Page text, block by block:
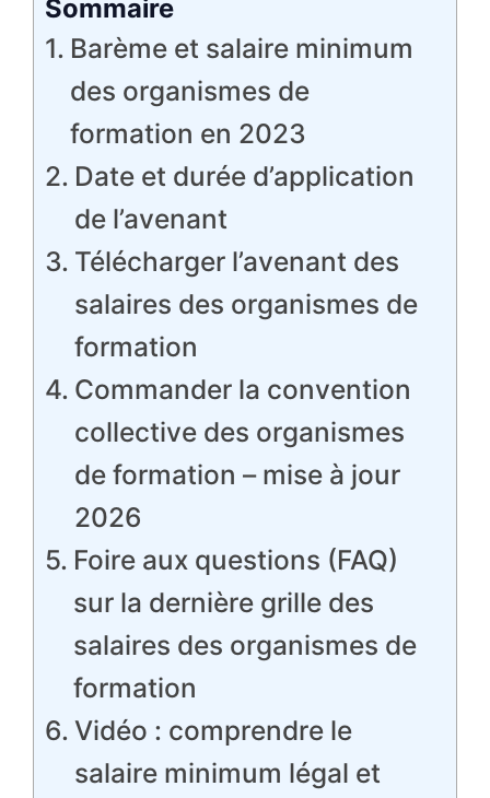
Sommaire
Barème et salaire minimum
des organismes de
formation en 2023
Date et durée d’application
de l’avenant
Télécharger l’avenant des
salaires des organismes de
formation
Commander la convention
collective des organismes
de formation – mise à jour
2026
Foire aux questions (FAQ)
sur la dernière grille des
salaires des organismes de
formation
Vidéo : comprendre le
salaire minimum légal et